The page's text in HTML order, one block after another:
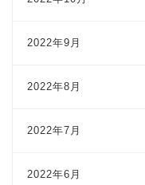
2022年9月
2022年8月
2022年7月
2022年6月